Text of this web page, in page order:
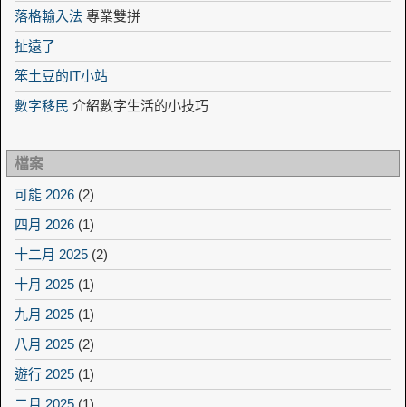
落格輸入法 專業雙拼
扯遠了
笨土豆的IT小站
數字移民 介紹數字生活的小技巧
檔案
可能 2026 (2)
四月 2026 (1)
十二月 2025 (2)
十月 2025 (1)
九月 2025 (1)
八月 2025 (2)
遊行 2025 (1)
二月 2025 (1)